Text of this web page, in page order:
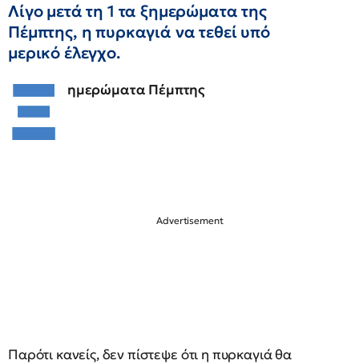
Λίγο μετά τη 1 τα ξημερώματα της
Πέμπτης, η πυρκαγιά να τεθεί υπό
μερικό έλεγχο.
Ξ ημερώματα Πέμπτης
Παρότι κανείς, δεν πίστεψε ότι η πυρκαγιά θα